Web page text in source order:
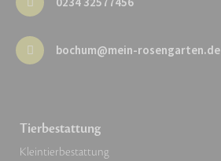
bochum@mein-rosengarten.de
Tierbestattung
Kleintierbestattung